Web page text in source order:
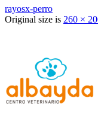
rayosx-perro
Original size is 260 ×